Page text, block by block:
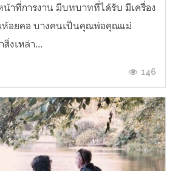
าที่การงาน มีบทบาทที่ได้รับ มีเครื่อง
อยคอ บางคนเป็นคุณพ่อคุณแม่
งเหล่า...
146